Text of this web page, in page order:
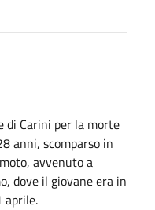
di Carini per la morte
anni, scomparso in
avvenuto a
dove il giovane era in
aprile.